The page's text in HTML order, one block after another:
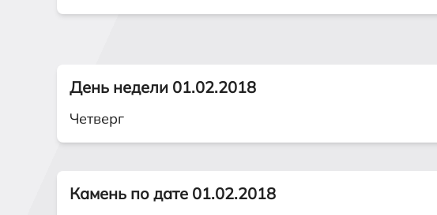
День недели 01.02.2018
Четверг
Камень по дате 01.02.2018